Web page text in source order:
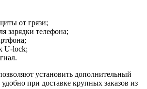
от грязи;
зарядки телефона;
U-lock;
установить дополнительный
при доставке крупных заказов из